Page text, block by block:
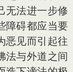
无法进一步修
障碍都应当要
恶见而引起往
法与外道之间